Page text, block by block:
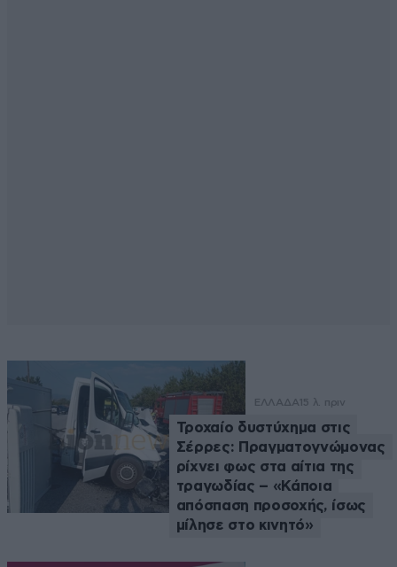
ΕΛΛΑΔΑ 15 λ. πριν
Τροχαίο δυστύχημα στις
Σέρρες: Πραγματογνώμονας
ρίχνει φως στα αίτια της
τραγωδίας – «Κάποια
απόσπαση προσοχής, ίσως
μίλησε στο κινητό»